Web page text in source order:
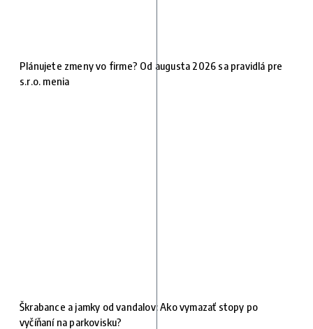
Plánujete zmeny vo firme? Od augusta 2026 sa pravidlá pre
s.r.o. menia
Škrabance a jamky od vandalov: Ako vymazať stopy po
vyčíňaní na parkovisku?